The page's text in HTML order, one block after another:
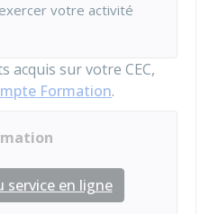
votre activité
acquis sur votre CEC,
Formation.
service en ligne